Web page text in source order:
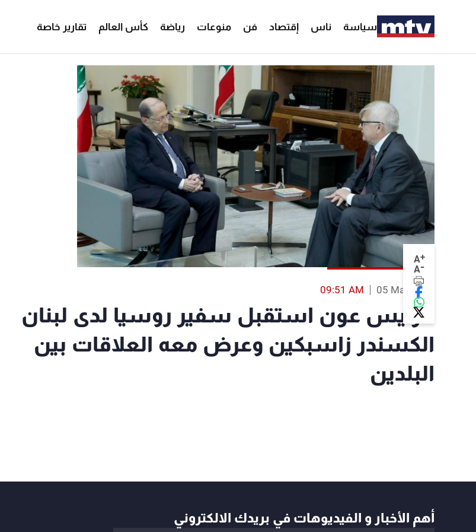
سياسة ناس إقتصاد فن منوعات رياضة كأس العالم تقارير خاصة
A+
A-
05 Mar 2019
09:51 AM
الرئيس عون استقبل سفير روسيا لدى لبنان
الكسندر زاسبكين وعرض معه العلاقات بين
البلدين
أهم الأخبار و الفيديوهات في بريدك الالكتروني